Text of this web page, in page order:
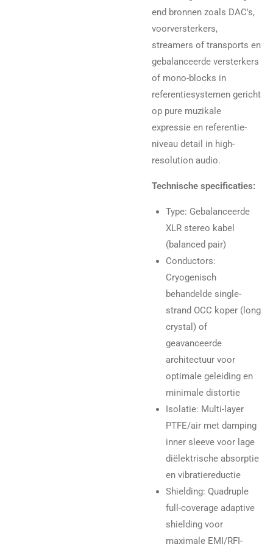
end bronnen zoals DAC's,
voorversterkers,
streamers of transports en
gebalanceerde versterkers
of mono-blocks in
referentiesystemen gericht
op pure muzikale
expressie en referentie-
niveau detail in high-
resolution audio.
Technische specificaties:
Type: Gebalanceerde
XLR stereo kabel
(balanced pair)
Conductors:
Cryogenisch
behandelde single-
strand OCC koper (long
crystal) of
geavanceerde
architectuur voor
optimale geleiding en
minimale distortie
Isolatie: Multi-layer
PTFE/air met damping
inner sleeve voor lage
diëlektrische absorptie
en vibratiereductie
Shielding: Quadruple
full-coverage adaptive
shielding voor
maximale EMI/RFI-